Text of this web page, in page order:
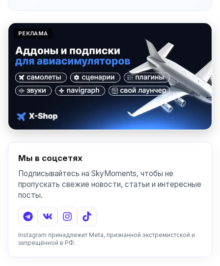
РЕКЛАМА
Мы в соцсетях
Подписывайтесь на SkyMoments, чтобы не
пропускать свежие новости, статьи и интересные
посты.
Instagram принадлежит Meta, признанной экстремистской и
запрещённой в РФ.